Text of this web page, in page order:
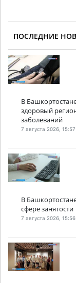
ПОСЛЕДНИЕ
В
здоровый
заболеваний
7 августа 2026, 15:57
В
сфере занятости
7 августа 2026, 15:56